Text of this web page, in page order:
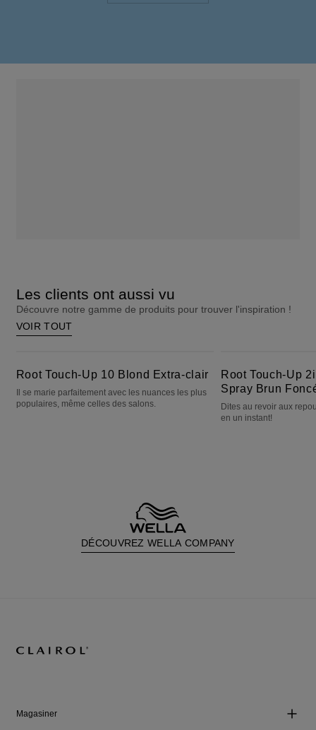
Les clients ont aussi vu
Découvre notre gamme de produits pour trouver l'inspiration !
VOIR TOUT
Root Touch-Up 10 Blond Extra-clair
Il se marie parfaitement avec les nuances les plus
populaires, même celles des salons.
Root Touch-Up
Spray Brun
Dites au revoir aux
en un instant!
DÉCOUVREZ WELLA COMPANY
Magasiner